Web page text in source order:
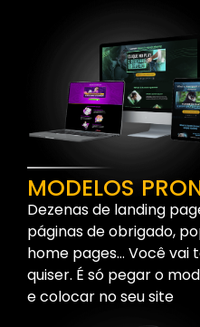
MODELOS
Dezenas de landing
páginas de obrigado,
home pages… Você vai
quiser. É só pegar o
e colocar no seu site